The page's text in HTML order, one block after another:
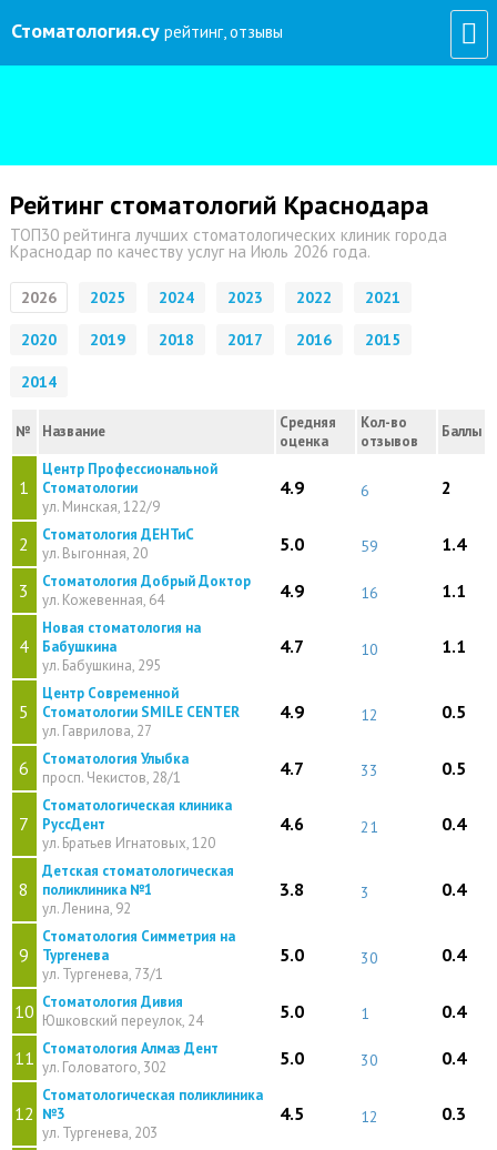
Стоматология.су рейтинг, отзывы
Рейтинг стоматологий Краснодара
ТОП30 рейтинга лучших стоматологических клиник города
Краснодар по качеству услуг на Июль 2026 года.
2026 2025 2024 2023 2022 2021
2020 2019 2018 2017 2016 2015
2014
№ Название
Средняя
оценка
Кол-во
отзывов
Баллы
1
Центр Профессиональной
Стоматологии
ул. Минская, 122/9
4.9 6 2
2
Стоматология ДЕНТиС
ул. Выгонная, 20
5.0 59 1.4
3
Стоматология Добрый Доктор
ул. Кожевенная, 64
4.9 16 1.1
4
Новая стоматология на
Бабушкина
ул. Бабушкина, 295
4.7 10 1.1
5
Центр Современной
Стоматологии SMILE CENTER
ул. Гаврилова, 27
4.9 12 0.5
6
Стоматология Улыбка
просп. Чекистов, 28/1
4.7 33 0.5
7
Стоматологическая клиника
РуссДент
ул. Братьев Игнатовых, 120
4.6 21 0.4
8
Детская стоматологическая
поликлиника №1
ул. Ленина, 92
3.8 3 0.4
9
Стоматология Симметрия на
Тургенева
ул. Тургенева, 73/1
5.0 30 0.4
10 Стоматология Дивия
Юшковский переулок, 24
5.0 1 0.4
11 Стоматология Алмаз Дент
ул. Головатого, 302
5.0 30 0.4
12
Стоматологическая поликлиника
№3
ул. Тургенева, 203
4.5 12 0.3